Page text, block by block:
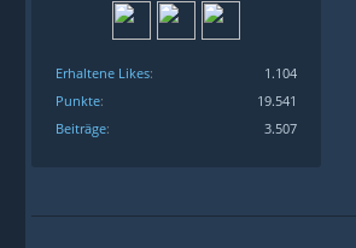
Erhaltene Likes
1.104
Punkte
19.541
Beiträge
3.507